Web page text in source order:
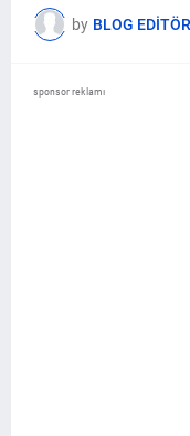
by BLOG
sponsor reklamı